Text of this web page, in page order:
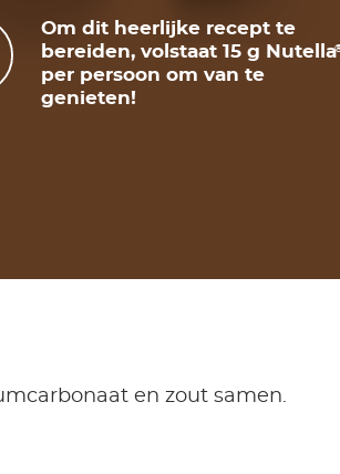
Om dit heerlijke recept te
bereiden, volstaat 15 g Nutella
per persoon om van te
genieten!
en zout samen.